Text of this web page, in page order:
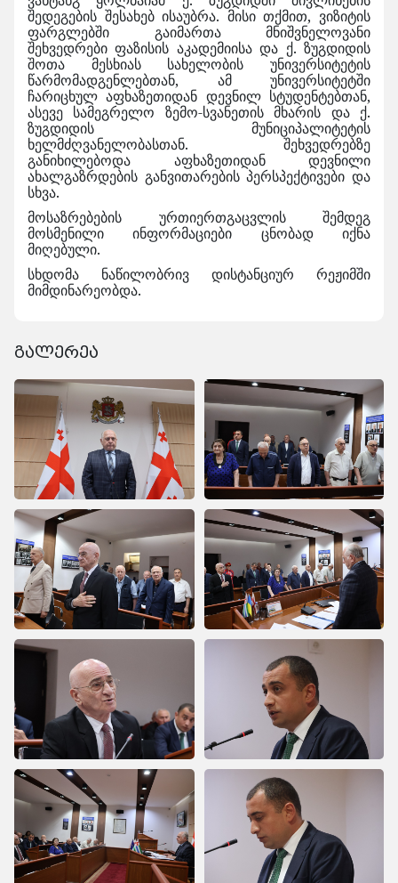
შედეგების შესახებ ისაუბრა. მისი თქმით, ვიზიტის
ფარგლებში გაიმართა მნიშვნელოვანი
შეხვედრები ფაზისის აკადემიისა და ქ. ზუგდიდის
შოთა მესხიას სახელობის უნივერსიტეტის
წარმომადგენლებთან, ამ უნივერსიტეტში
ჩარიცხულ აფხაზეთიდან დევნილ სტუდენტებთან,
ასევე სამეგრელო ზემო-სვანეთის მხარის და ქ.
ზუგდიდის მუნიციპალიტეტის
ხელმძღვანელობასთან. შეხვედრებზე
განიხილებოდა აფხაზეთიდან დევნილი
ახალგაზრდების განვითარების პერსპექტივები და
სხვა.
მოსაზრებების ურთიერთგაცვლის შემდეგ
მოსმენილი ინფორმაციები ცნობად იქნა
მიღებული.
სხდომა ნაწილობრივ დისტანციურ რეჟიმში
მიმდინარეობდა.
გალერეა